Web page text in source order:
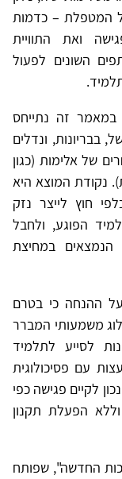
על המטפלת – כדמות
ואת התוויית
השונים לפעול
במאמר זה נתייחס
ונדלים
של אלימות (כגון
נקודת המוצא היא
חוץ לייצר נזק
הפוגע, ולחבל
הנמצאים במחיצת
ההנחה כי בטרם
משמעותי המברר
לסייע לתלמיד
עם פסיכולוגית
לקיים פגישה כפי
הפעלת תקנון
החדשה", שפותח